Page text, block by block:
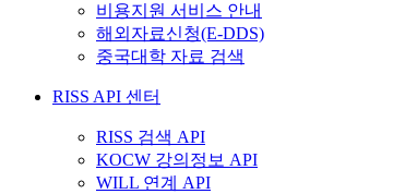
비용지원 서비스 안내
해외자료신청(E-DDS)
중국대학 자료 검색
RISS API 센터
RISS 검색 API
KOCW 강의정보 API
WILL 연계 API